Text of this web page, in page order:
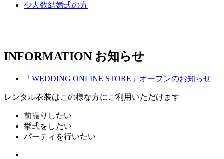
少人数結婚式の方
INFORMATION お知らせ
「WEDDING ONLINE STORE」オープンのお知らせ
レンタル衣装はこの様な方にご利用いただけます
前撮りしたい
挙式をしたい
パーティを行いたい